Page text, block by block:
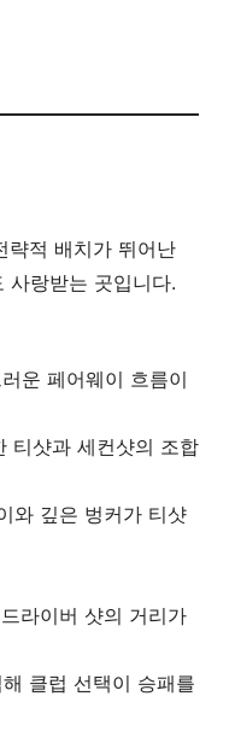
략적 배치가 뛰어난
사랑받는 곳입니다.
운 페어웨이 흐름이
티샷과 세컨샷의 조합
와 깊은 벙커가 티샷
라이버 샷의 거리가
클럽 선택이 승패를